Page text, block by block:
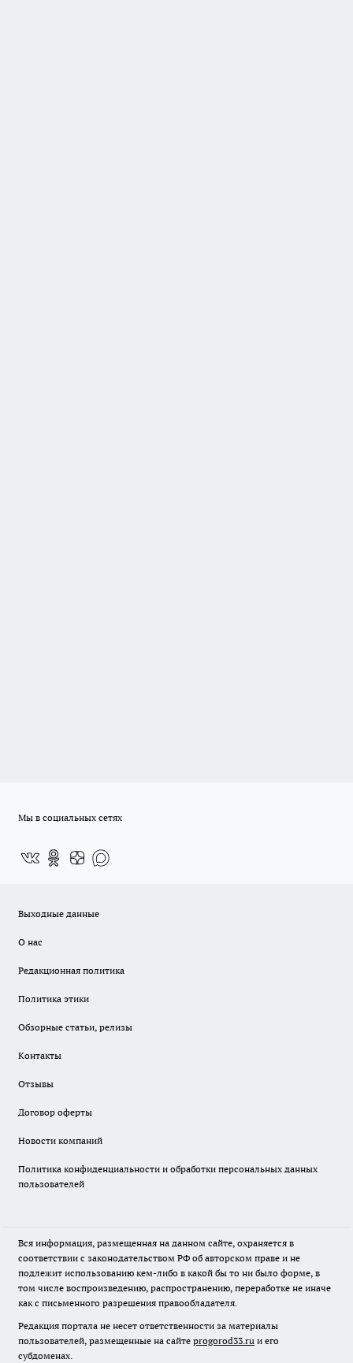
Мы в социальных сетях
Выходные данные
О нас
Редакционная политика
Политика этики
Обзорные статьи, релизы
Контакты
Отзывы
Договор оферты
Новости компаний
Политика конфиденциальности и обработки персональных данных
пользователей
Вся информация, размещенная на данном сайте, охраняется в
соответствии с законодательством РФ об авторском праве и не
подлежит использованию кем-либо в какой бы то ни было форме, в
том числе воспроизведению, распространению, переработке не иначе
как с письменного разрешения правообладателя.
Редакция портала не несет ответственности за материалы
пользователей, размещенные на сайте progorod33.ru и его
субдоменах.